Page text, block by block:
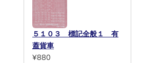
５１０３ 標記全般１ 有
蓋貨車
¥880